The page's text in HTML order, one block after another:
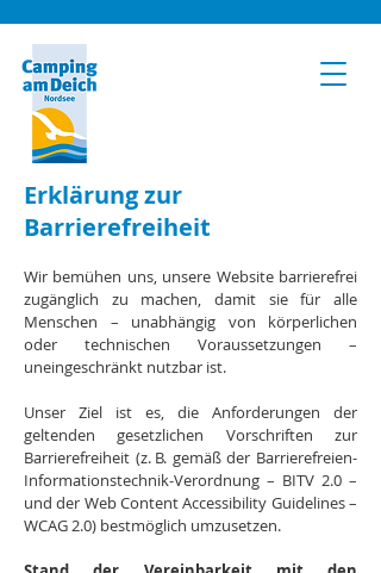
Erklärung zur
Barrierefreiheit
Wir bemühen uns, unsere Website barrierefrei
zugänglich zu machen, damit sie für alle
Menschen – unabhängig von körperlichen
oder technischen Voraussetzungen –
uneingeschränkt nutzbar ist.
​Unser Ziel ist es, die Anforderungen der
geltenden gesetzlichen Vorschriften zur
Barrierefreiheit (z. B. gemäß der Barrierefreien-
Informationstechnik-Verordnung – BITV 2.0 –
und der Web Content Accessibility Guidelines –
WCAG 2.0) bestmöglich umzusetzen.